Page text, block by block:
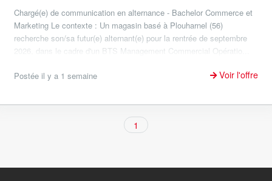
Chargé(e) de communication en alternance - Bachelor Commerce et
Marketing Le contexte : Un magasin basé à Plouharnel (56)
recherche son/sa futur(e) alternant(e) pour la rentrée de septembre
2026, dans le cadre d'un BTS Management Commercial Opératio...
Postée il y a 1 semaine Voir l'offre
1